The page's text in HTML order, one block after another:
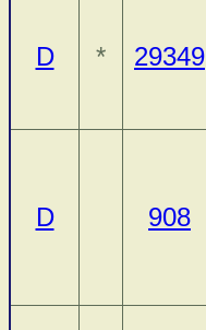
D * 29349
D 908